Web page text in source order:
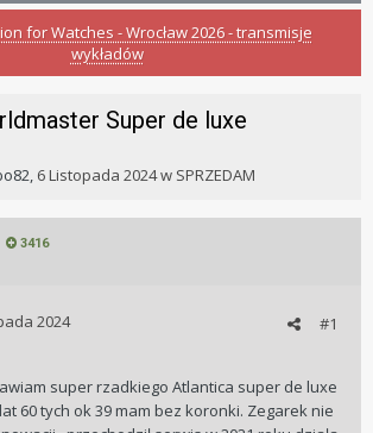
for Watches - Wrocław 2026 - transmisje
wykładów
Super de luxe
, 6 Listopada 2024w SPRZEDAM
3416
#1
2024
super rzadkiego Atlantica super de luxe
60 tych ok 39 mam bez koronki. Zegarek nie